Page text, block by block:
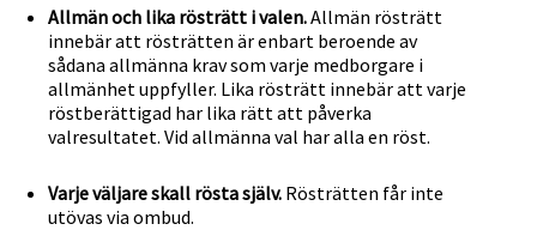
Allmän och lika rösträtt i valen.Allmän rösträtt
innebär att rösträtten är enbart beroende av
sådana allmänna krav som varje medborgare i
allmänhet uppfyller. Lika rösträtt innebär att varje
röstberättigad har lika rätt att påverka
valresultatet. Vid allmänna val har alla en röst.
Varje väljare skall rösta själv. Rösträtten får inte
utövas via ombud.